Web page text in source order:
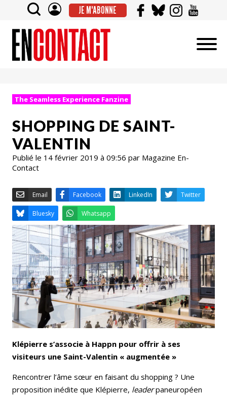
JE M'ABONNE
The Seamless Experience Fanzine
SHOPPING DE SAINT-
VALENTIN
Publié le 14 février 2019 à 09:56 par Magazine En-
Contact
Email Facebook LinkedIn
Bluesky Whatsapp
Klépierre s’associe à Happn pour offrir à ses
visiteurs une Saint-Valentin « augmentée »
Rencontrer l’âme sœur en faisant du shopping ? Une
proposition inédite que Klépierre, leaderpaneuropéen